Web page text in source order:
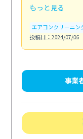
もっと見る
エアコンクリーニン
投稿日：2024/07/06
事業